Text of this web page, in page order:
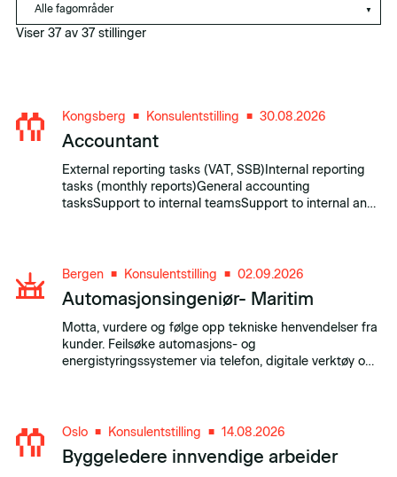
Viser 37 av 37 stillinger
Kongsberg ■ Konsulentstilling ■ 30.08.2026
Accountant
External reporting tasks (VAT, SSB)Internal reporting
tasks (monthly reports)General accounting
tasksSupport to internal teamsSupport to internal and
Bergen ■ Konsulentstilling ■ 02.09.2026
Automasjonsingeniør- Maritim
Motta, vurdere og følge opp tekniske henvendelser fra
kunder. Feilsøke automasjons- og
energistyringssystemer via telefon, digitale verktøy og
Oslo ■ Konsulentstilling ■ 14.08.2026
Byggeledere innvendige arbeider